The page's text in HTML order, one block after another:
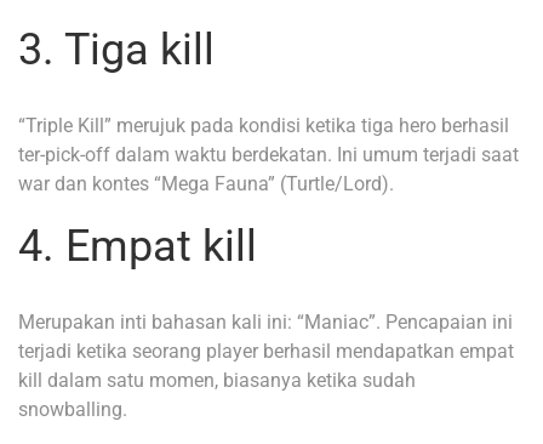
3. Tiga kill
“Triple Kill” merujuk pada kondisi ketika tiga hero berhasil
ter-pick-off dalam waktu berdekatan. Ini umum terjadi saat
war dan kontes “Mega Fauna” (Turtle/Lord).
4. Empat kill
Merupakan inti bahasan kali ini: “Maniac”. Pencapaian ini
terjadi ketika seorang player berhasil mendapatkan empat
kill dalam satu momen, biasanya ketika sudah
snowballing.